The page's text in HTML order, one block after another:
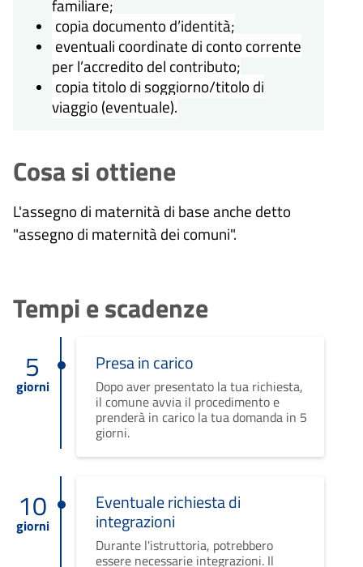
familiare;
copia documento d’identità;
eventuali coordinate di conto corrente
per l’accredito del contributo;
copia titolo di soggiorno/titolo di
viaggio (eventuale).
Cosa si ottiene
L'assegno di maternità di base anche detto
"assegno di maternità dei comuni".
Tempi e scadenze
5
giorni
Presa in carico
Dopo aver presentato la tua richiesta,
il comune avvia il procedimento e
prenderà in carico la tua domanda in 5
giorni.
10
giorni
Eventuale richiesta di
integrazioni
Durante l'istruttoria, potrebbero
essere necessarie integrazioni. Il